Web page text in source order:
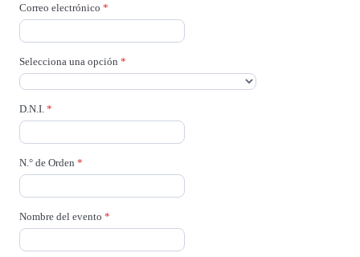
Correo electrónico *
Selecciona una opción *
D.N.I. *
N.° de Orden *
Nombre del evento *